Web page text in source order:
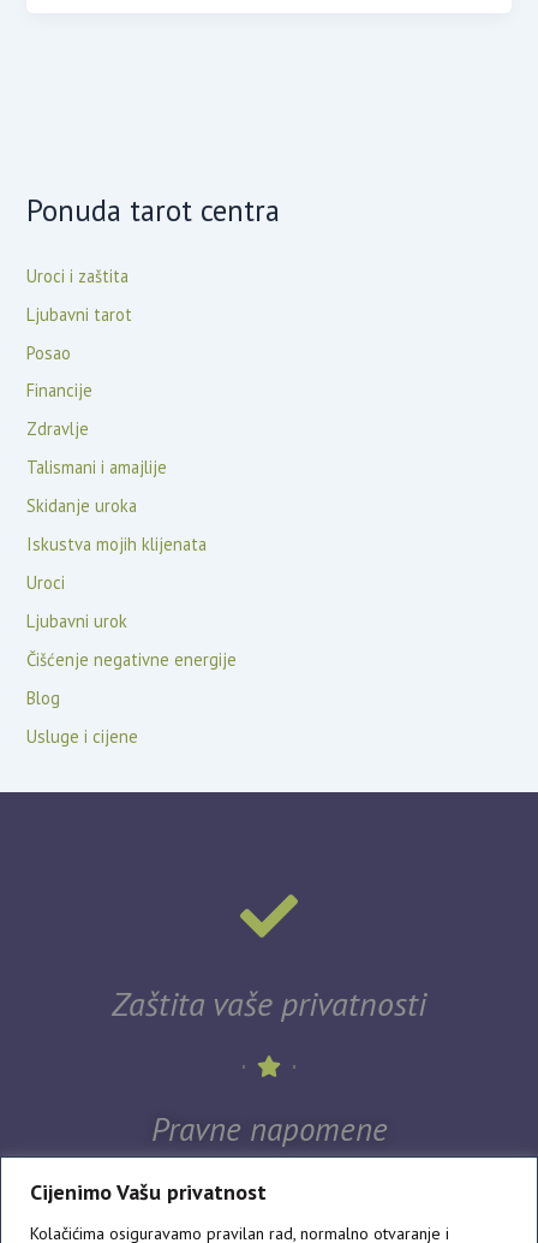
Cijenimo Vašu privatnost
Kolačićima osiguravamo pravilan rad, normalno otvaranje i
Ponuda tarot centra
Uroci i zaštita
Ljubavni tarot
Posao
Financije
Zdravlje
Talismani i amajlije
Skidanje uroka
Iskustva mojih klijenata
Uroci
Ljubavni urok
Čišćenje negativne energije
Blog
Usluge i cijene
Zaštita vaše privatnosti
Pravne napomene